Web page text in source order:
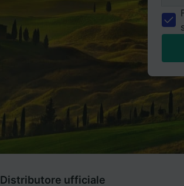
Distributore ufficiale